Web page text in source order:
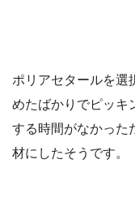
ポリアセタールを選
めたばかりでピッキ
する時間がなかった
材にしたそうです。